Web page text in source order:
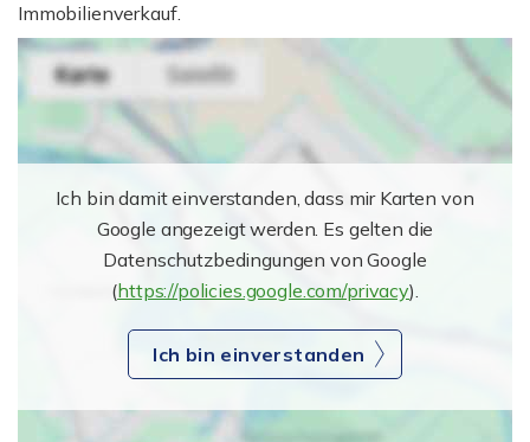
Immobilienverkauf.
Ich bin damit einverstanden, dass mir Karten von
Google angezeigt werden. Es gelten die
Datenschutzbedingungen von Google
(https://policies.google.com/privacy).
Ich bin einverstanden